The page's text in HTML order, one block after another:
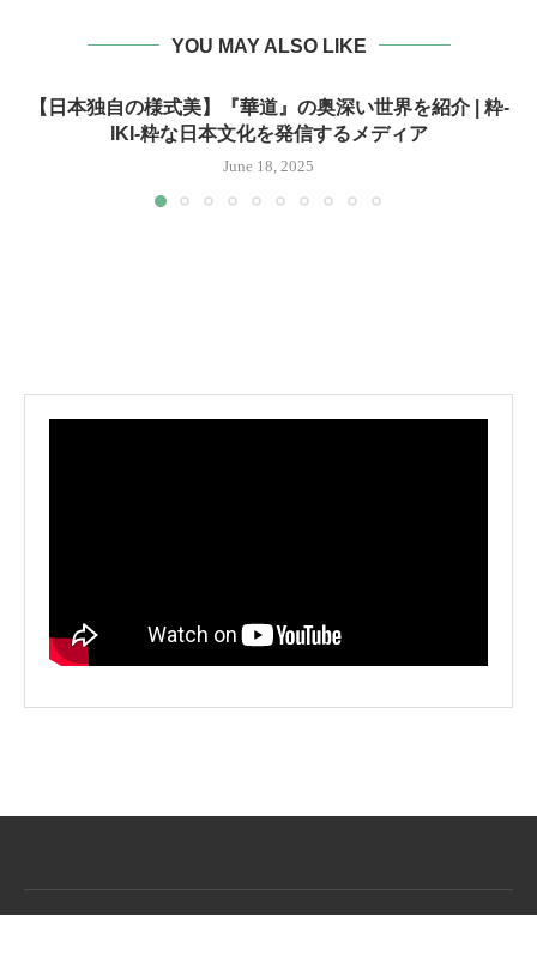
YOU MAY ALSO LIKE
【日本独自の様式美】『華道』の奥深い世界を紹介 | 粋-
IKI-粋な日本文化を発信するメディア
June 18, 2025